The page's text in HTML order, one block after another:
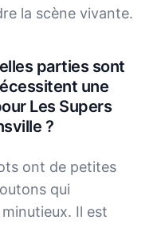
la scène vivante.
parties sont
une
Les Supers
?
ont de petites
qui
Il est